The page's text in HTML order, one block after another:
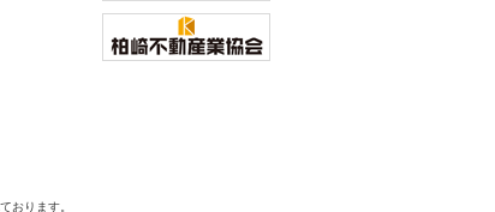
おります。